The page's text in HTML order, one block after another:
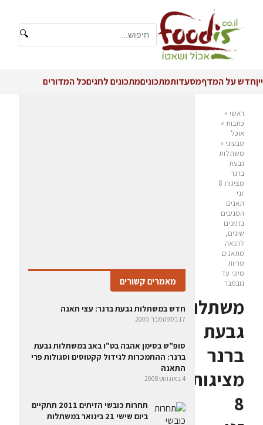
🔍
ייןחדש על המדףמסעדותמתכוניםמתכונים לחגיםכל המדורים
ראשי »
כתבות »
אוכל
טבעוני »
משתלות
גבעת
ברנר
מציגות 8
זני
תאנים
המניבים
בזמנים
שונים,
להנאה
מתאנים
טריות
מיוני עד
נובמבר
משתלות
גבעת
ברנר
מציגות
8
מאמרים קשורים
חדש במשתלות גבעת ברנר: עצי תאנה
17 בספטמבר 2005
סופ"ש בסימן אהבה בט"ו באב במשתלות גבעת
ברנר: ההתמכרות לגידול קקטוסים וסגולות פרי
התאנה
4 באוגוסט 2008
תחרות כובשי הזיתים 2011 תתקיים
ביום שישי 21 בינואר במשתלות